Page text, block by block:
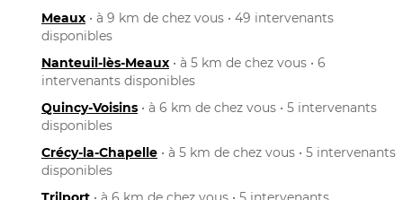
Meaux • à 9 km de chez vous • 49 intervenants
disponibles
Nanteuil-lès-Meaux • à 5 km de chez vous • 6
intervenants disponibles
Quincy-Voisins • à 6 km de chez vous • 5 intervenants
disponibles
Crécy-la-Chapelle • à 5 km de chez vous • 5 intervenants
disponibles